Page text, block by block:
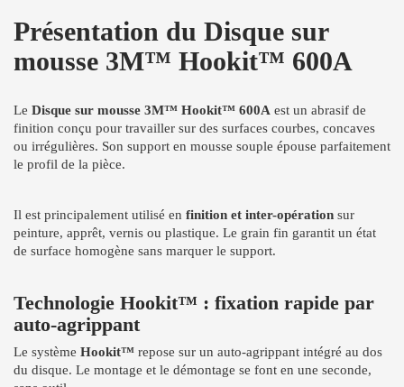
Présentation du Disque sur
mousse 3M™ Hookit™ 600A
Le Disque sur mousse 3M™ Hookit™ 600A est un abrasif de
finition conçu pour travailler sur des surfaces courbes, concaves
ou irrégulières. Son support en mousse souple épouse parfaitement
le profil de la pièce.
Il est principalement utilisé en finition et inter-opération sur
peinture, apprêt, vernis ou plastique. Le grain fin garantit un état
de surface homogène sans marquer le support.
Technologie Hookit™ : fixation rapide par
auto-agrippant
Le système Hookit™ repose sur un auto-agrippant intégré au dos
du disque. Le montage et le démontage se font en une seconde,